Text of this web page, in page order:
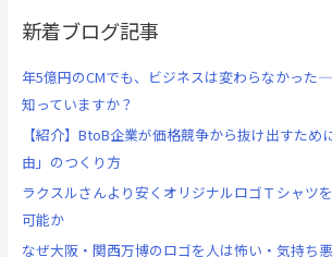
新着ブログ記事
年5億円のCMでも、ビジネスは変わらなかっ
知っていますか？
【紹介】BtoB企業が価格競争から抜け出すため
由」のつくり方
ラクスルさんより安くオリジナルロゴＴシャツ
可能か
なぜ大阪・関西万博のロゴを人は怖い・気持ち